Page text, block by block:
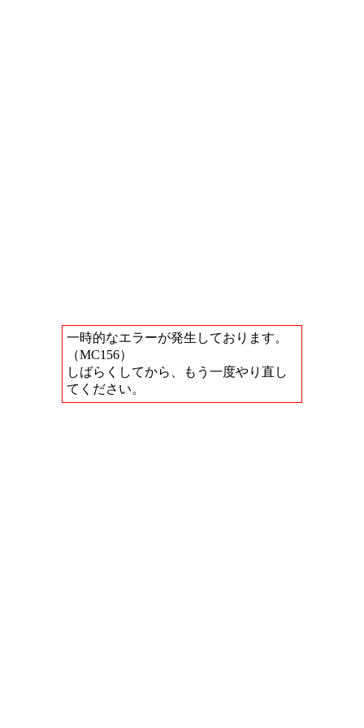
一時的なエラーが発生しております。
（MC156）
しばらくしてから、もう一度やり直し
てください。